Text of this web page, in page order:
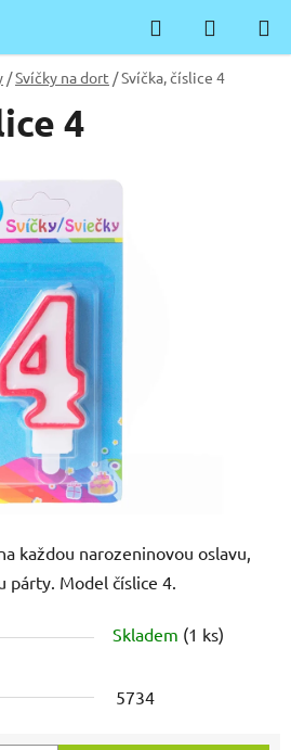
Hledat
KOŠÍK
/Svíčky na dort /Svíčka, číslice 4
každou narozeninovou oslavu,
párty. Model číslice 4.
Skladem (1 ks)
5734
4